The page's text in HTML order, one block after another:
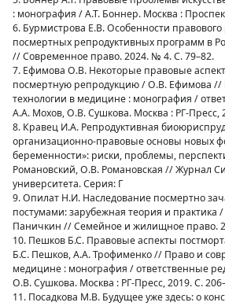
: монография / А.Т. Боннер. Москва :
6. Бурмистрова Е.В. Особенности
посмертных репродуктивных программ в
// Современное право. 2024. № 4. С. 79–82.
7. Ефимова О.В. Некоторые правовые
посмертную репродукцию / О.В. Ефимова
технологии в медицине : монография /
А.А. Мохов, О.В. Сушкова. Москва : РГ-Пресс,
8. Кравец И.А. Репродуктивная
организационно-правовые основы новых
беременности»: риски, проблемы,
Романовский, О.В. Романовская // Журнал
университета. Серия: Г
9. Опилат Н.И. Наследование посмертно
постумами: зарубежная теория и практика
Паничкин // Семейное и жилищное право.
10. Пешков Б.С. Правовые аспекты
Б.С. Пешков, А.А. Трофименко // Право и
медицине : монография / ответственные
О.В. Сушкова. Москва : РГ-Пресс, 2019. С.
11. Посадкова М.В. Будущее уже здесь: о